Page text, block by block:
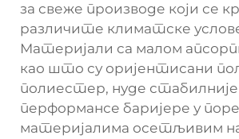
за свеже производе који се
различите климатске
Материјали са малом
као што су оријентисани
полиестер, нуде стабилније
перформансе баријере у
материјалима осетљивим на